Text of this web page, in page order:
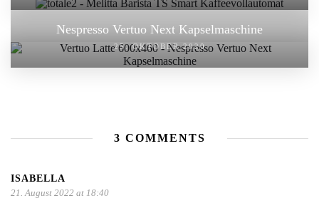
Nespresso Vertuo Next Kapselmaschine
25. OKTOBER 2020
3 COMMENTS
ISABELLA
21. August 2022 at 18:40